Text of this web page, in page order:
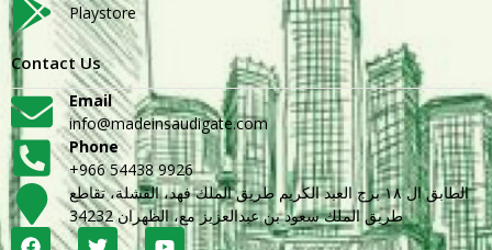
Playstore
Contact Us
Email
info@madeinsaudigate.com
Phone
+966 54438 9926
الطابق ال ١٨ برج العبد الكريم طريق الملك فهد، القشلة، تقاطع
طريق الملك سعود بن عبدالعزيز مع، الظهران 34232